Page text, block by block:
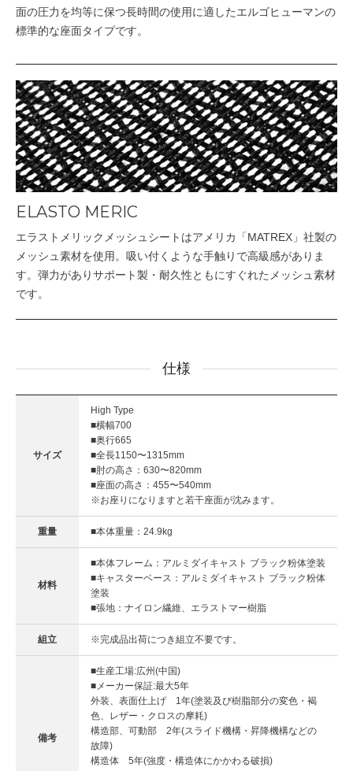
面の圧力を均等に保つ長時間の使用に適したエルゴヒューマンの
標準的な座面タイプです。
ELASTO MERIC
エラストメリックメッシュシートはアメリカ「MATREX」社製の
メッシュ素材を使用。吸い付くような手触りで高級感がありま
す。弾力がありサポート製・耐久性ともにすぐれたメッシュ素材
です。
仕様
サイズ
High Type
■横幅700
■奥行665
■全長1150〜1315mm
■肘の高さ：630〜820mm
■座面の高さ：455〜540mm
※お座りになりますと若干座面が沈みます。
重量 ■本体重量：24.9kg
材料
■本体フレーム：アルミダイキャスト ブラック粉体塗装
■キャスターベース：アルミダイキャスト ブラック粉体
塗装
■張地：ナイロン繊維、エラストマー樹脂
組立 ※完成品出荷につき組立不要です。
備考
■生産工場:広州(中国)
■メーカー保証:最大5年
外装、表面仕上げ 1年(塗装及び樹脂部分の変色・褐
色、レザー・クロスの摩耗)
構造部、可動部 2年(スライド機構・昇降機構などの
故障)
構造体 5年(強度・構造体にかかわる破損)